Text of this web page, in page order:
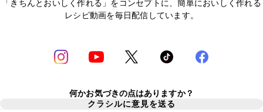
「きちんとおいしく作れる」をコンセプトに、簡単においしく作れる
レシピ動画を毎日配信しています。
何かお気づきの点はありますか？
クラシルに意見を送る